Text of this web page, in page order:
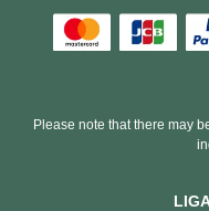
Please note that there may